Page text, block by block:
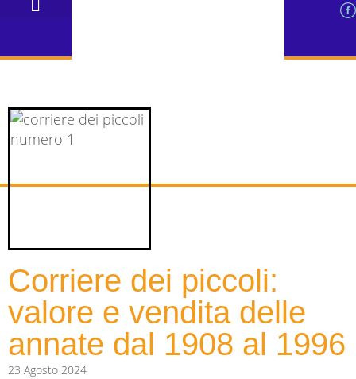
Corriere dei piccoli:
valore e vendita delle
annate dal 1908 al 1996
23 Agosto 2024